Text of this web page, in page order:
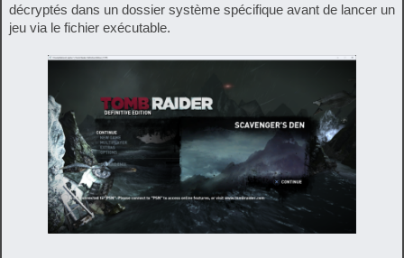
décryptés dans un dossier système spécifique avant de lancer un
jeu via le fichier exécutable.